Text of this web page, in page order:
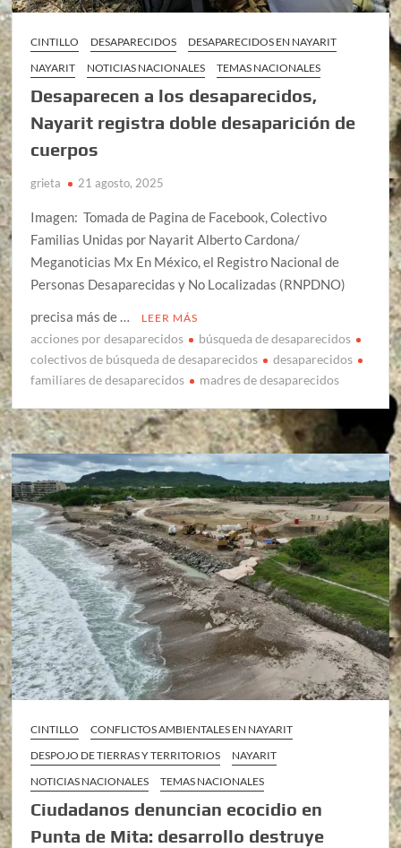
CINTILLO DESAPARECIDOS
DESAPARECIDOS EN NAYARIT
NAYARIT
NOTICIAS NACIONALES TEMAS NACIONALES
Desaparecen a los desaparecidos,
Nayarit registra doble desaparición de
cuerpos
grieta 21 agosto, 2025
Imagen: Tomada de Pagina de Facebook, Colectivo
Familias Unidas por Nayarit Alberto Cardona/
Meganoticias Mx En México, el Registro Nacional de
Personas Desaparecidas y No Localizadas (RNPDNO)
precisa más de …
LEER MÁS
acciones por desaparecidos
búsqueda de desaparecidos
colectivos de búsqueda de desaparecidos
desaparecidos
familiares de desaparecidos
madres de desaparecidos
CINTILLO
CONFLICTOS AMBIENTALES EN NAYARIT
DESPOJO DE TIERRAS Y TERRITORIOS
NAYARIT
NOTICIAS NACIONALES
TEMAS NACIONALES
Ciudadanos denuncian ecocidio en
Punta de Mita: desarrollo destruye